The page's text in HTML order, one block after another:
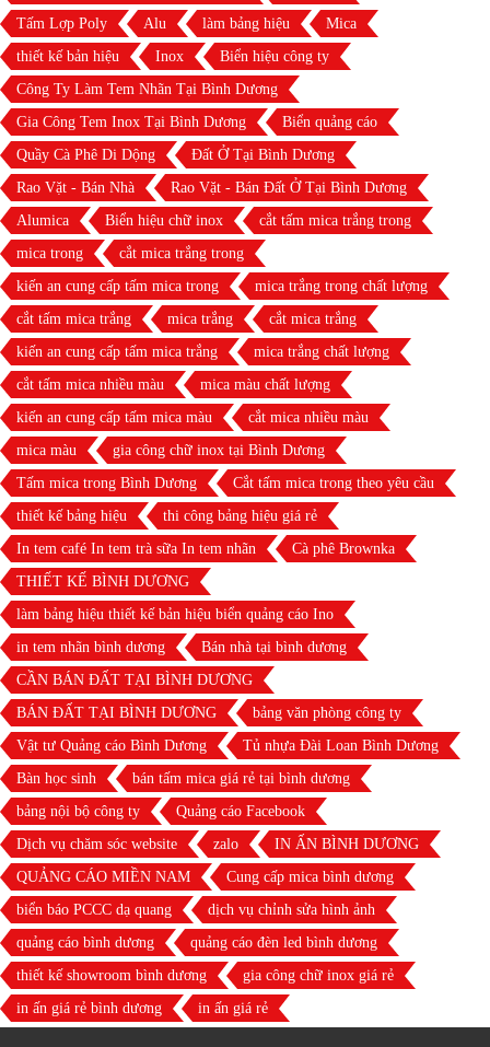
Tấm Lợp Poly
Alu làm bảng hiệu
Mica
thiết kế bản hiệu
Inox
Biển hiệu công ty
Công Ty Làm Tem Nhãn Tại Bình Dương
Gia Công Tem Inox Tại Bình Dương
Biển quảng cáo
Quầy Cà Phê Di Dộng
Đất Ở Tại Bình Dương
Rao Vặt - Bán Nhà
Rao Vặt - Bán Đất Ở Tại Bình Dương
Alumica
Biển hiệu chữ inox
cắt tấm mica trắng trong
mica trong
cắt mica trắng trong
kiến an cung cấp tấm mica trong
mica trắng trong chất lượng
cắt tấm mica trắng
mica trắng
cắt mica trắng
kiến an cung cấp tấm mica trắng
mica trắng chất lượng
cắt tấm mica nhiều màu
mica màu chất lượng
kiến an cung cấp tấm mica màu
cắt mica nhiều màu
mica màu
gia công chữ inox tại Bình Dương
Tấm mica trong Bình Dương
Cắt tấm mica trong theo yêu cầu
thiết kế bảng hiệu
thi công bảng hiệu giá rẻ
In tem café In tem trà sữa In tem nhãn
Cà phê Brownka
THIẾT KẾ BÌNH DƯƠNG
làm bảng hiệu thiết kế bản hiệu biển quảng cáo Ino
in tem nhãn bình dương
Bán nhà tại bình dương
CẦN BÁN ĐẤT TẠI BÌNH DƯƠNG
BÁN ĐẤT TẠI BÌNH DƯƠNG
bảng văn phòng công ty
Vật tư Quảng cáo Bình Dương
Tủ nhựa Đài Loan Bình Dương
Bàn học sinh
bán tấm mica giá rẻ tại bình dương
bảng nội bộ công ty
Quảng cáo Facebook
Dịch vụ chăm sóc website
zalo
IN ẤN BÌNH DƯƠNG
QUẢNG CÁO MIỀN NAM
Cung cấp mica bình dương
biển báo PCCC dạ quang
dịch vụ chỉnh sửa hình ảnh
quảng cáo bình dương
quảng cáo đèn led bình dương
thiết kế showroom bình dương
gia công chữ inox giá rẻ
in ấn giá rẻ bình dương
in ấn giá rẻ